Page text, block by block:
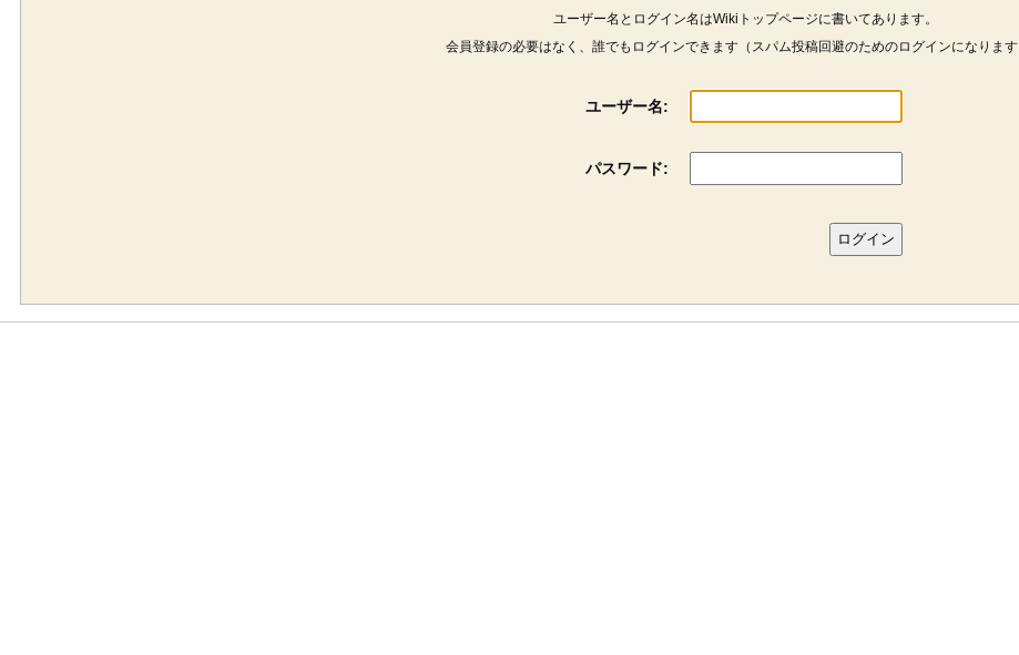
ユーザー名とログイン名はWikiトップページに書いてあります。
会員登録の必要はなく、誰でもログインできます（スパム投稿回避のためのログインになります
ユーザー名:
パスワード: